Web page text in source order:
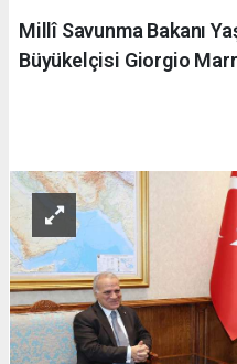
Millî Savunma Bakanı
Büyükelçisi Giorgio